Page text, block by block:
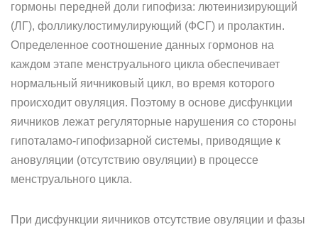
гормоны передней доли гипофиза: лютеинизирующий
(ЛГ), фолликулостимулирующий (ФСГ) и пролактин.
Определенное соотношение данных гормонов на
каждом этапе менструального цикла обеспечивает
нормальный яичниковый цикл, во время которого
происходит овуляция. Поэтому в основе дисфункции
яичников лежат регуляторные нарушения со стороны
гипоталамо-гипофизарной системы, приводящие к
ановуляции (отсутствию овуляции) в процессе
менструального цикла.
При дисфункции яичников отсутствие овуляции и фазы